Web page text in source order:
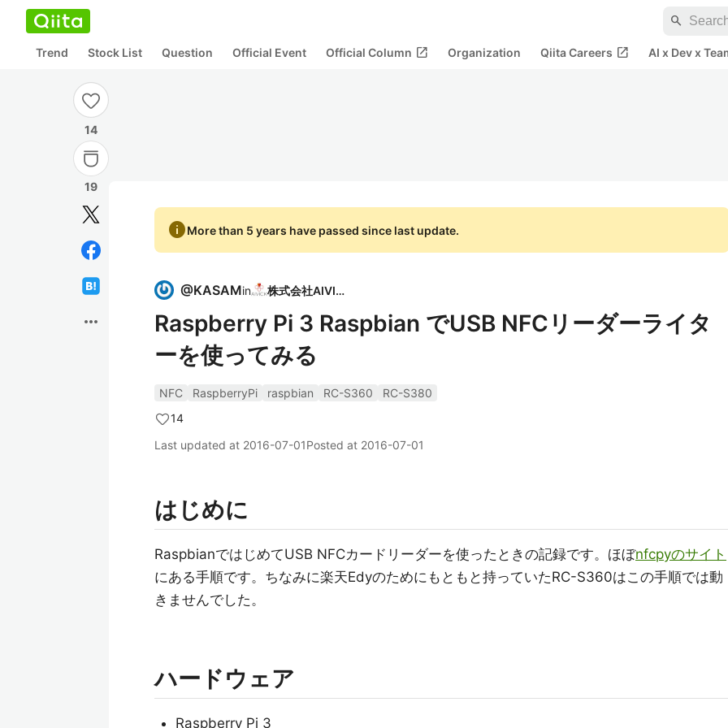
search
Trend Stock List Question Official Event Official Column open_in_new Organization Qiita Careers open_in_new AI x Dev x
14
19
more_horiz
infoMore than 5 years have passed since last update.
@KASAMin 株式会社AIVICK
Raspberry Pi 3 Raspbian でUSB NFCリーダーライタ
ーを使ってみる
NFC RaspberryPi raspbian RC-S360
RC-S380
14
Last updated at 2016-07-01Posted at 2016-07-01
はじめに
RaspbianではじめてUSB NFCカードリーダーを使ったときの記録です。ほぼnfcpyのサイト
にある手順です。ちなみに楽天Edyのためにもともと持っていたRC-S360はこの手順では動
きませんでした。
ハードウェア
Raspberry Pi 3